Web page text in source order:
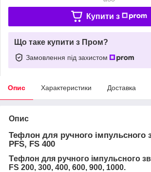
Купити з
Що таке купити з Пром?
Замовлення під захистом
Опис Характеристики Доставка
Опис
Тефлон для ручного імпульсного
PFS, FS 400
Тефлон для ручного імпульсного
FS 200, 300, 400, 600, 900, 1000.